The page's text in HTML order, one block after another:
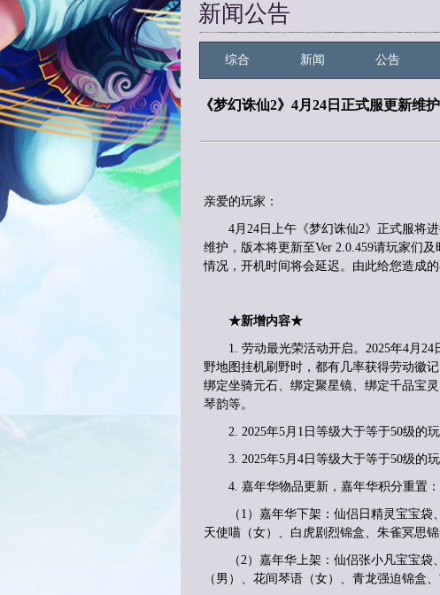
新闻公告
综合 新闻 公告
《梦幻诛仙2》4月24日正式服更新维
亲爱的玩家：
4月24日上午《梦幻诛仙2》 正式服将
维护，版本将更新至Ver 2.0.459请玩家们
情况，开机时间将会延迟。由此给您造成的
★新增内容★
1. 劳动最光荣活动开启。 2025年4月24
野地图挂机刷野时，都有几率获得劳动徽
绑定坐骑元石、绑定聚星镜、绑定千品宝
琴韵等。
2. 2025年5月 1 日等级大于等于50级的
3. 2025年5月 4日等级大于等于50级的
4. 嘉年华物品更新，嘉年华积分重置：
（ 1）嘉年华下架：仙侣日精灵宝宝袋
天使喵（女）、白虎剧烈锦盒、朱雀冥思锦
（2）嘉年华上架：仙侣张小凡宝宝袋、
（男）、 花间琴语（女）、 青龙强迫锦盒、